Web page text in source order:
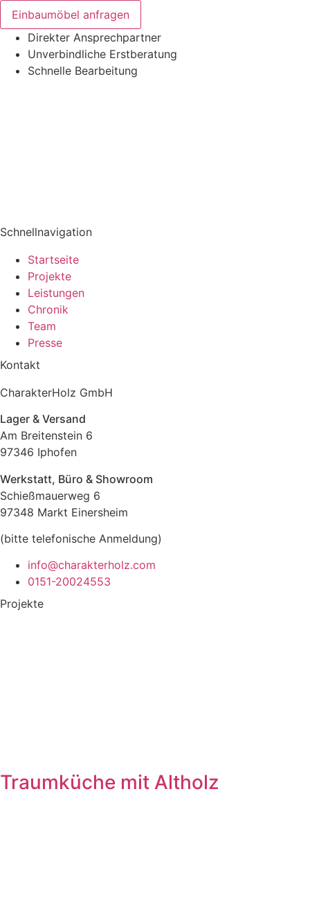
Einbaumöbel anfragen
Direkter Ansprechpartner
Unverbindliche Erstberatung
Schnelle Bearbeitung
Schnellnavigation
Startseite
Projekte
Leistungen
Chronik
Team
Presse
Kontakt
CharakterHolz GmbH
Lager & Versand
Am Breitenstein 6
97346 Iphofen
Werkstatt, Büro & Showroom
Schießmauerweg 6
97348 Markt Einersheim
(bitte telefonische Anmeldung)
info@charakterholz.com
0151-20024553
Projekte
Traumküche mit Altholz